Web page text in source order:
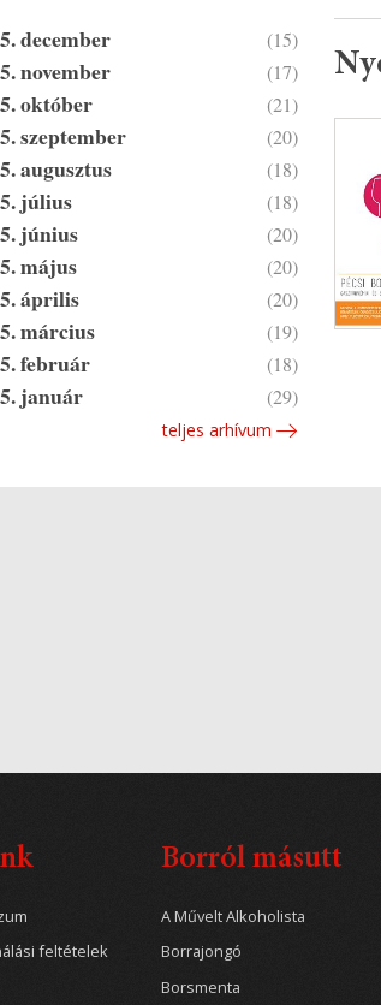
december (15)
november (17)
október (21)
szeptember (20)
augusztus (18)
július (18)
június (20)
május (20)
április (20)
március (19)
február (18)
január (29)
teljes arhívum
feltételek
Borról másutt
A Művelt Alkoholista
Borrajongó
Borsmenta